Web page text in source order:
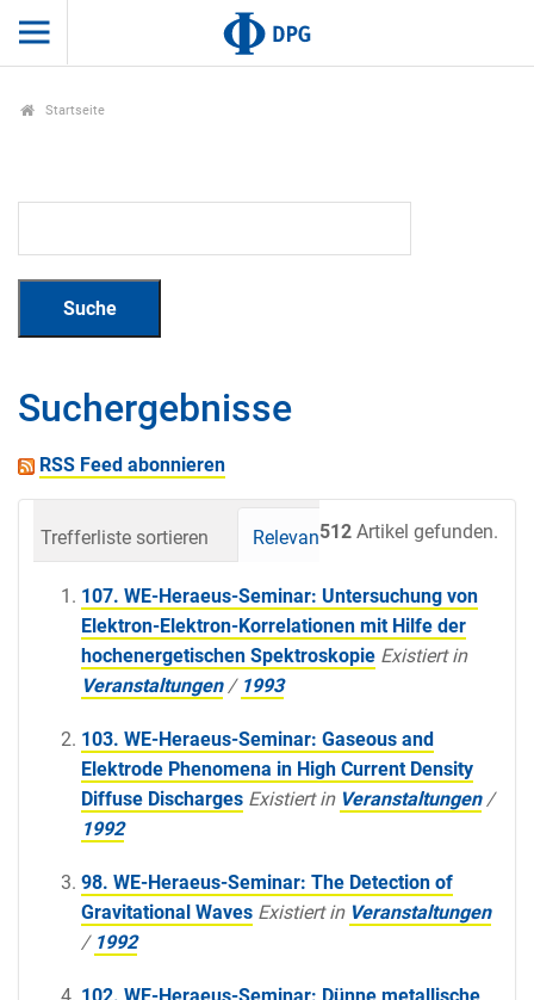
Startseite
Suchergebnisse
RSS Feed abonnieren
512 Artikel gefunden.
Trefferliste sortieren Relevanz Datum
107. WE-Heraeus-Seminar: Untersuchung von
Elektron-Elektron-Korrelationen mit Hilfe der
hochenergetischen Spektroskopie Existiert in
Veranstaltungen / 1993
103. WE-Heraeus-Seminar: Gaseous and
Elektrode Phenomena in High Current Density
Diffuse Discharges Existiert in Veranstaltungen /
1992
98. WE-Heraeus-Seminar: The Detection of
Gravitational Waves Existiert in Veranstaltungen
/ 1992